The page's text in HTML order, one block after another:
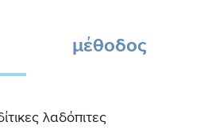
μέθοδος
λαδόπιτες